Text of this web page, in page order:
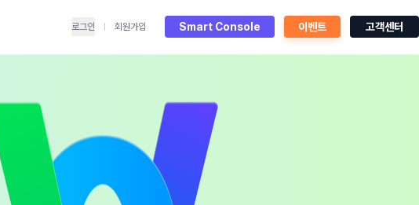
로그인 회원가입 Smart Console 이벤트 고객센터